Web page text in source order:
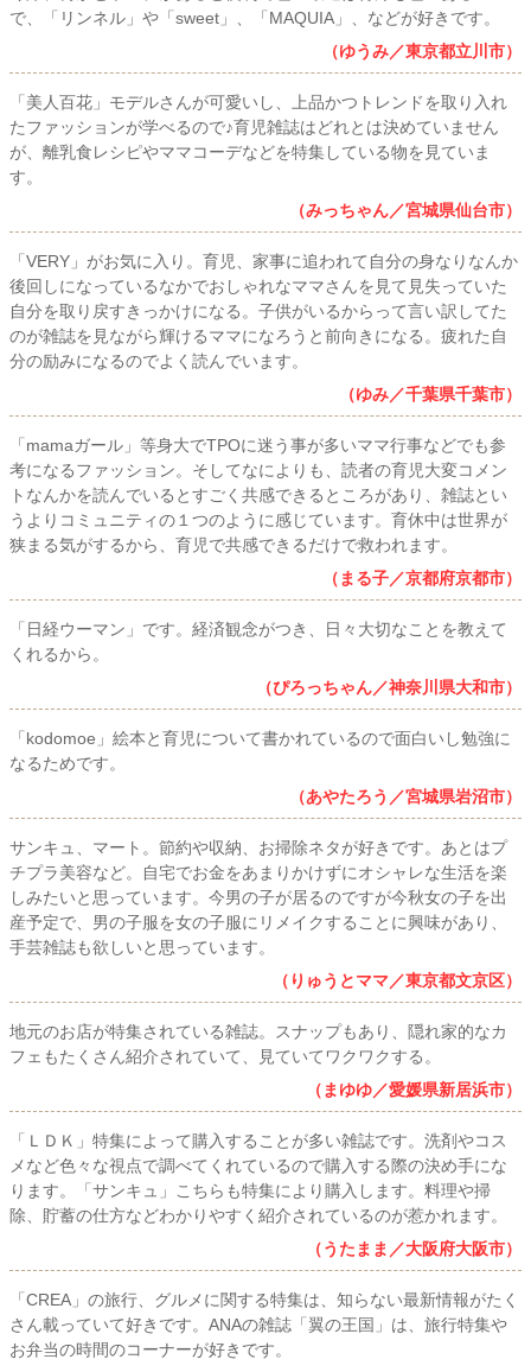
で、「リンネル」や「sweet」、「MAQUIA」、などが好きです。
（ゆうみ／東京都立川市）
「美人百花」モデルさんが可愛いし、上品かつトレンドを取り入れ
たファッションが学べるので♪育児雑誌はどれとは決めていません
が、離乳食レシピやママコーデなどを特集している物を見ていま
す。
（みっちゃん／宮城県仙台市）
「VERY」がお気に入り。育児、家事に追われて自分の身なりなんか
後回しになっているなかでおしゃれなママさんを見て見失っていた
自分を取り戻すきっかけになる。子供がいるからって言い訳してた
のが雑誌を見ながら輝けるママになろうと前向きになる。疲れた自
分の励みになるのでよく読んでいます。
（ゆみ／千葉県千葉市）
「mamaガール」等身大でTPOに迷う事が多いママ行事などでも参
考になるファッション。そしてなによりも、読者の育児大変コメン
トなんかを読んでいるとすごく共感できるところがあり、雑誌とい
うよりコミュニティの１つのように感じています。育休中は世界が
狭まる気がするから、育児で共感できるだけで救われます。
（まる子／京都府京都市）
「日経ウーマン」です。経済観念がつき、日々大切なことを教えて
くれるから。
（ぴろっちゃん／神奈川県大和市）
「kodomoe」絵本と育児について書かれているので面白いし勉強に
なるためです。
（あやたろう／宮城県岩沼市）
サンキュ、マート。節約や収納、お掃除ネタが好きです。あとはプ
チプラ美容など。自宅でお金をあまりかけずにオシャレな生活を楽
しみたいと思っています。今男の子が居るのですが今秋女の子を出
産予定で、男の子服を女の子服にリメイクすることに興味があり、
手芸雑誌も欲しいと思っています。
（りゅうとママ／東京都文京区）
地元のお店が特集されている雑誌。スナップもあり、隠れ家的なカ
フェもたくさん紹介されていて、見ていてワクワクする。
（まゆゆ／愛媛県新居浜市）
「ＬＤＫ」特集によって購入することが多い雑誌です。洗剤やコス
メなど色々な視点で調べてくれているので購入する際の決め手にな
ります。「サンキュ」こちらも特集により購入します。料理や掃
除、貯蓄の仕方などわかりやすく紹介されているのが惹かれます。
（うたまま／大阪府大阪市）
「CREA」の旅行、グルメに関する特集は、知らない最新情報がたく
さん載っていて好きです。ANAの雑誌「翼の王国」は、旅行特集や
お弁当の時間のコーナーが好きです。